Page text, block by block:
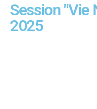
Session "Vie
2025